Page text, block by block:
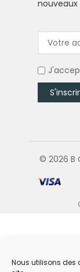
Nous utilisons des
© 2026 B